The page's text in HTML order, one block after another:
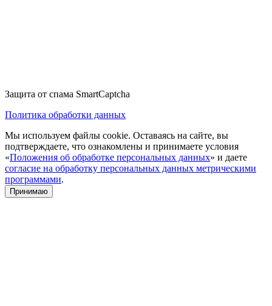
Защита от спама SmartCaptcha
Политика обработки данных
Мы используем файлы cookie. Оставаясь на сайте, вы
подтверждаете, что ознакомлены и принимаете условия
«Положения об обработке персональных данных» и даете
согласие на обработку персональных данных метрическими
программами.
Принимаю